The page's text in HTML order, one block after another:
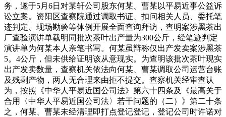
务，遂于5月6日对某轩公司股东何某、曹某以平易近事公益诉
讼立案。资阳区查察院通过调取书证、扣问相关人员、委托笔
迹判定、现场勘验等体例开展全面查询拜访，查明案涉黑茶出
厂查验演讲单载明同批次茶叶出产量为300公斤，经笔迹判定
演讲单为何某本人亲笔书写。何某虽辩称仅出产发卖案涉黑茶
5。4公斤，但未供给证明该从意现实。为查明该批次茶叶现实
出产发卖数量，查察机关依法向何某、曹某调取公司运营台账
及残剩产物，两人无合理来由拒不提交。查察机关经审查认
为，按照《中华人平易近国公司法》第六十四条及《最高关于
合用〈中华人平易近国公司法〉若干问题的（二）》第二十条
之，何某、曹某未经清理即打点登记登记，登记公司时许诺对